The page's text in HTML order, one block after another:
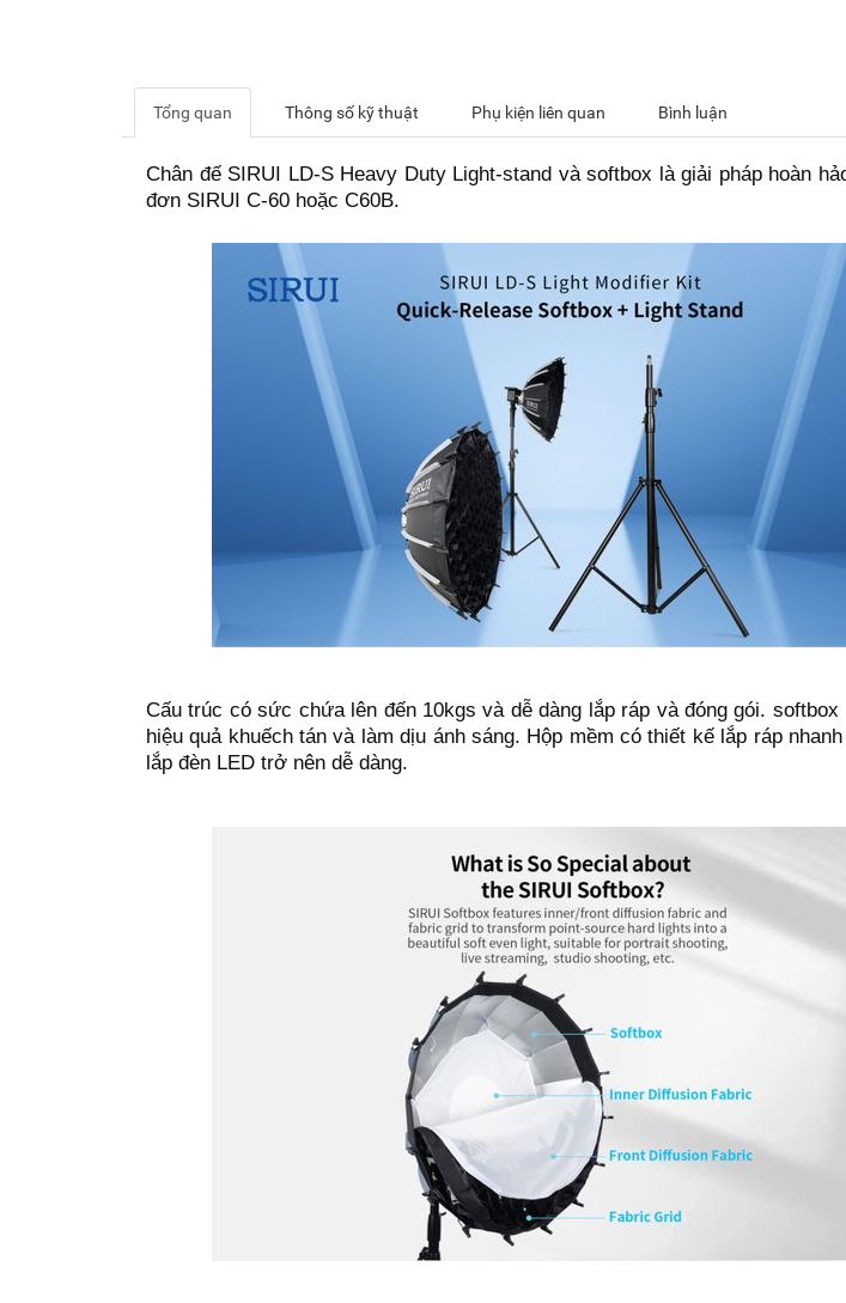
Tổng quan Thông số kỹ thuật Phụ kiện liên quan Bình luận
Chân đế SIRUI LD-S Heavy Duty Light-stand và softbox là giải pháp hoàn
đơn SIRUI C-60 hoặc C60B.
Cấu trúc có sức chứa lên đến 10kgs và dễ dàng lắp ráp và đóng gói.
hiệu quả khuếch tán và làm dịu ánh sáng. Hộp mềm có thiết kế lắp ráp
lắp đèn LED trở nên dễ dàng.